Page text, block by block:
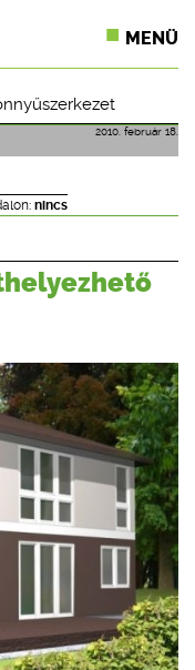
MENÜ
2010. február 18.
nincs